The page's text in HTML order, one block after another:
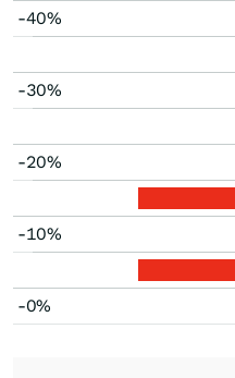
-40%
-30%
-20%
-10%
-0%